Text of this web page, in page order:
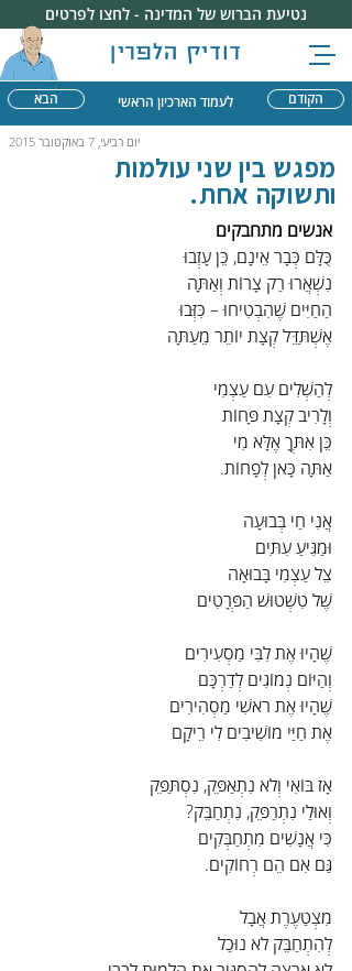
דודיק הלפרין
נטיעת הברוש של המדינה - לחצו לפרטים
הבא הקודם לעמוד הארכיון הראשי
יום רביעי, 7 באוקטובר 2015
מפגש בין שני עולמות
ותשוקה אחת.
אנשים מתחבקים
כֻּלָּם כְּבָר אֵינָם, כֵּן עָזְבוּ
נִשְׁאֲרוּ רַק צָרוֹת וְאַתָּה
הַחַיִּים שֶׁהִבְטִיחוּ – כִּזְּבוּ
אֶשְׁתַּדֵּל קְצָת יוֹתֵר מֵעַתָּה
לְהַשְׁלִים עִם עַצְמִי
וְלָרִיב קְצָת פָּחוֹת
כֵּן אִתְּךָ אֶלָּא מִי
אַתָּה כָּאן לְפָחוֹת.
אֲנִי חַי בְּבוּעָה
וּמַגִּיעַ עִתִּים
צֵל עַצְמִי בָּבוּאָה
שֶׁל טִשְׁטוּשׁ הַפְּרָטִים
שֶׁהָיוּ אֶת לִבִּי מַסְעִירִים
וְהַיּוֹם נְמוֹגִים לְדַרְכָּם
שֶׁהָיוּ אֶת רֹאשִׁי מַסְהִירִים
אֶת חַיַּי מוֹשִׁיבִים לִי רֵיקָם
אָז בּוֹאִי וְלֹא נִתְאַפֵּק, נִסְתַּפֵּק
וְאוּלַי נִתְרַפֵּק, נִתְחַבֵּק?
כִּי אֲנָשִׁים מִתְחַבְּקִים
גַּם אִם הֵם רְחוֹקִים.
מִצְטַעֶרֶת אֲבָל
לְהִתְחַבֵּק לֹא נוּכַל